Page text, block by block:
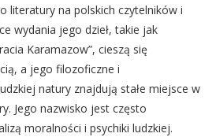
literatury na polskich czytelników i
wydania jego dzieł, takie jak
Karamazow”, cieszą się
a jego filozoficzne i
natury znajdują stałe miejsce w
Jego nazwisko jest często
moralności i psychiki ludzkiej.